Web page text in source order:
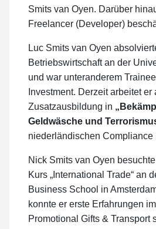
Smits van Oyen. Darüber
Freelancer (Developer)
Luc Smits van Oyen
Betriebswirtschaft an der
und war unteranderem
Investment. Derzeit arbeitet er
Zusatzausbildung in
Geldwäsche und
niederländischen Compliance
Nick Smits van Oyen
Kurs „International Trade“ an
Business School in
konnte er erste Erfahrungen
Promotional Gifts & Transport